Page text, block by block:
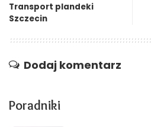
Transport plandeki
Szczecin
Dodaj komentarz
Poradniki